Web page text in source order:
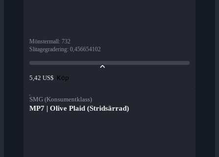
Mönstermall: 732
Slitagegradering: 0,456654102
5,42 US$ Köp
SMG (Konsumentklass)
MP7 | Olive Plaid (Stridsärrad)